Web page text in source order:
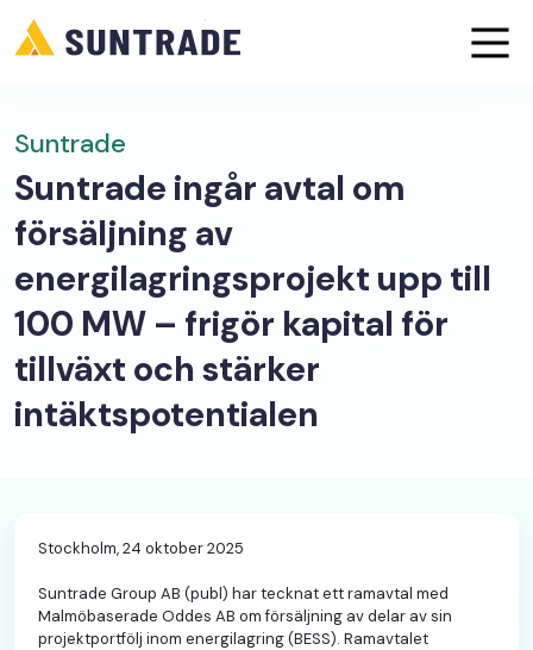
Suntrade
Suntrade ingår avtal om
försäljning av
energilagringsprojekt upp till
100 MW – frigör kapital för
tillväxt och stärker
intäktspotentialen
Stockholm, 24 oktober 2025
Suntrade Group AB (publ) har tecknat ett ramavtal med
Malmöbaserade Oddes AB om försäljning av delar av sin
projektportfölj inom energilagring (BESS). Ramavtalet